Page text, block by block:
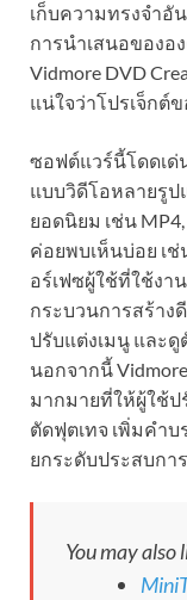
เก็บความทรงจำอั
การนำเสนอของอ
Vidmore DVD
แน่ใจว่าโปรเจ็กต์
ซอฟต์แวร์นี้โดดเด่
แบบวิดีโอหลายรูป
ยอดนิยม เช่น
ค่อยพบเห็นบ่อย เช่
อร์เฟซผู้ใช้ที่ใช้งา
กระบวนการสร้าง
ปรับแต่งเมนู และดู
นอกจากนี้
มากมายที่ให้ผู้ใช้
ตัดฟุตเทจ เพิ่มคำ
ยกระดับประสบก
You may also